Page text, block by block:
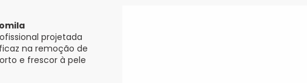
projetada
na remoção de
e frescor à pele